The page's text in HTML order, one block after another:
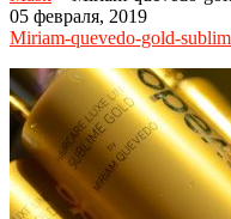
05 февраля, 2019
Miriam-quevedo-gold-